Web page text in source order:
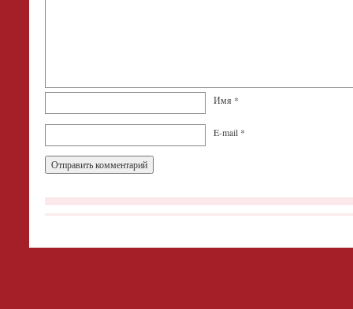
Имя *
E-mail *